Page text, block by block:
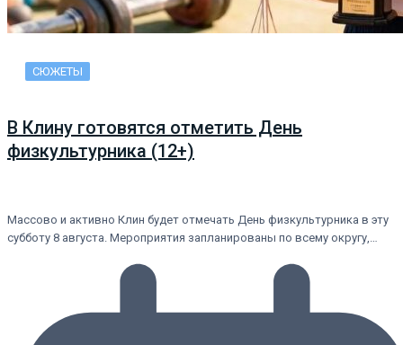
СЮЖЕТЫ
В Клину готовятся отметить День
физкультурника (12+)
Массово и активно Клин будет отмечать День физкультурника в эту
субботу 8 августа. Мероприятия запланированы по всему округу,…